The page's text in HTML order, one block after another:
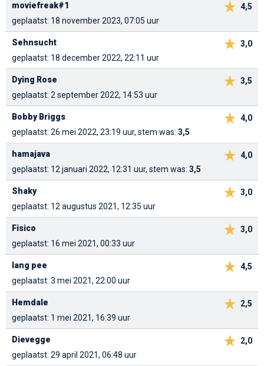
4,5
moviefreak#1
geplaatst: 18 november 2023, 07:05 uur
3,0
Sehnsucht
geplaatst: 18 december 2022, 22:11 uur
3,5
Dying Rose
geplaatst: 2 september 2022, 14:53 uur
4,0
Bobby Briggs
geplaatst: 26 mei 2022, 23:19 uur, stem was: 3,5
4,0
hamajava
geplaatst: 12 januari 2022, 12:31 uur, stem was: 3,5
3,0
Shaky
geplaatst: 12 augustus 2021, 12:35 uur
3,0
Fisico
geplaatst: 16 mei 2021, 00:33 uur
4,5
lang pee
geplaatst: 3 mei 2021, 22:00 uur
2,5
Hemdale
geplaatst: 1 mei 2021, 16:39 uur
2,0
Dievegge
geplaatst: 29 april 2021, 06:48 uur